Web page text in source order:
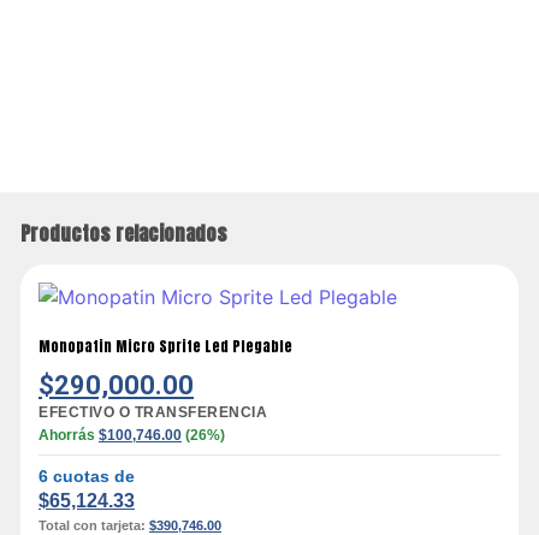
Productos relacionados
Monopatin Micro Sprite Led Plegable
$290,000.00
EFECTIVO O TRANSFERENCIA
Ahorrás $100,746.00 (26%)
6 cuotas de
$65,124.33
Total con tarjeta: $390,746.00